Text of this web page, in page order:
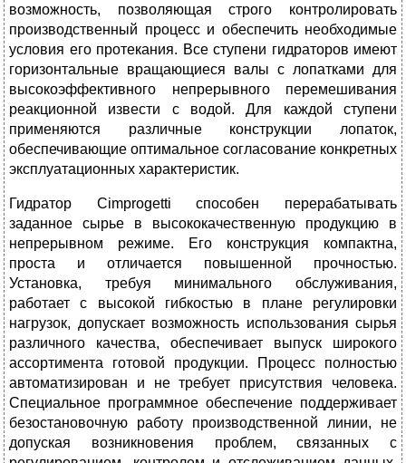
возможность, позволяющая строго контролировать
производственный процесс и обеспечить необходимые
условия его протекания. Все ступени гидраторов имеют
горизонтальные вращающиеся валы с лопатками для
высокоэффективного непрерывного перемешивания
реакционной извести с водой. Для каждой ступени
применяются различные конструкции лопаток,
обеспечивающие оптимальное согласование конкретных
эксплуатационных характеристик.
Гидратор Cimprogetti способен перерабатывать
заданное сырье в высококачественную продукцию в
непрерывном режиме. Его конструкция компактна,
проста и отличается повышенной прочностью.
Установка, требуя минимального обслуживания,
работает с высокой гибкостью в плане регулировки
нагрузок, допускает возможность использования сырья
различного качества, обеспечивает выпуск широкого
ассортимента готовой продукции. Процесс полностью
автоматизирован и не требует присутствия человека.
Специальное программное обеспечение поддерживает
безостановочную работу производственной линии, не
допуская возникновения проблем, связанных с